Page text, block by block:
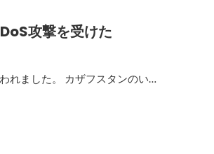
攻撃を受けた
れました。 カザフスタンのい…